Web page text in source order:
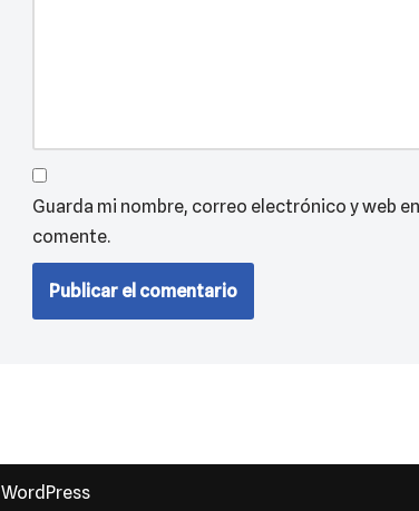
Guarda mi nombre, correo electrónico y web
comente.
WordPress